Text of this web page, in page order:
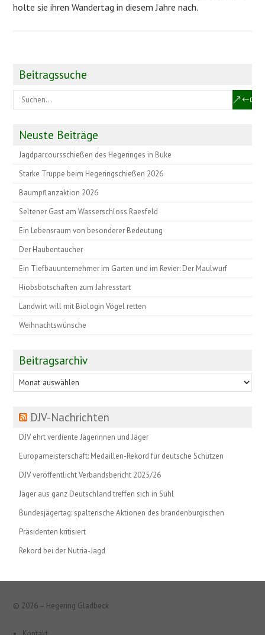
holte sie ihren Wandertag in diesem Jahre nach.
Beitragssuche
Neuste Beiträge
Jagdparcoursschießen des Hegeringes in Buke
Starke Truppe beim Hegeringschießen 2026
Baumpflanzaktion 2026
Seltener Gast am Wasserschloss Raesfeld
Ein Lebensraum von besonderer Bedeutung
Der Haubentaucher
Ein Tiefbauunternehmer im Garten und im Revier: Der Maulwurf
Hiobsbotschaften zum Jahresstart
Landwirt will mit Biologin Vögel retten
Weihnachtswünsche
Beitragsarchiv
Beitragsarchiv
DJV-Nachrichten
DJV ehrt verdiente Jägerinnen und Jäger
Europameisterschaft: Medaillen-Rekord für deutsche Schützen
DJV veröffentlicht Verbandsbericht 2025/26
Jäger aus ganz Deutschland treffen sich in Suhl
Bundesjägertag: spalterische Aktionen des brandenburgischen
Präsidenten kritisiert
Rekord bei der Nutria-Jagd
© 2026 – Hegering Gladbeck